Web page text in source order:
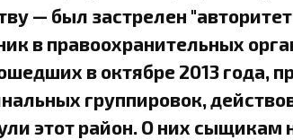
— был застрелен
в правоохранительных
в октябре 2013 года,
группировок,
этот район. О них сыщикам